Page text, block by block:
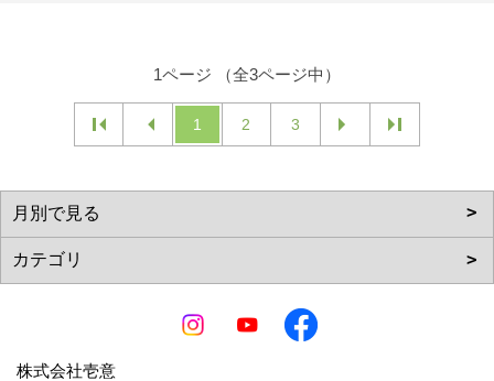
1ページ （全3ページ中）
1 2 3
株式会社壱意